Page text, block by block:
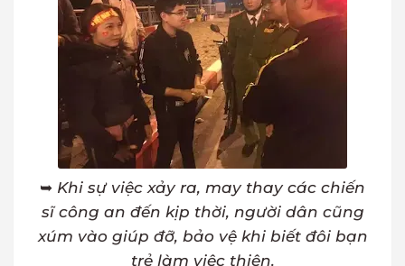
➥ Khi sự việc xảy ra, may thay các chiến
sĩ công an đến kịp thời, người dân cũng
xúm vào giúp đỡ, bảo vệ khi biết đôi bạn
trẻ làm việc thiện.